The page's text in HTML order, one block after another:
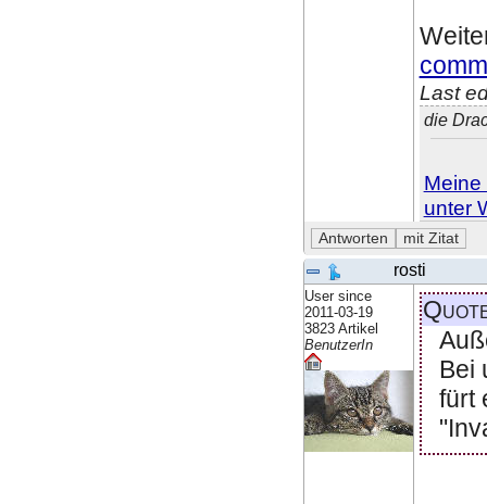
Last
die
Meine
unter
rosti
User since
2011-03-19
3823 Artikel
BenutzerIn
Bei
fürt